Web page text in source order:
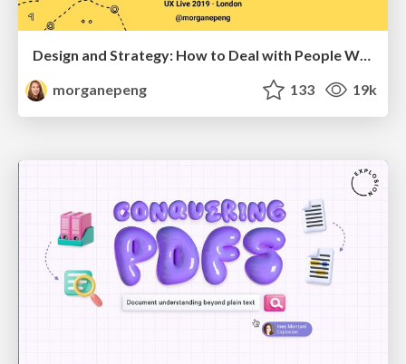
Design and Strategy: How to Deal with People Who Don’t "Get" Design
morganepeng
133 19k